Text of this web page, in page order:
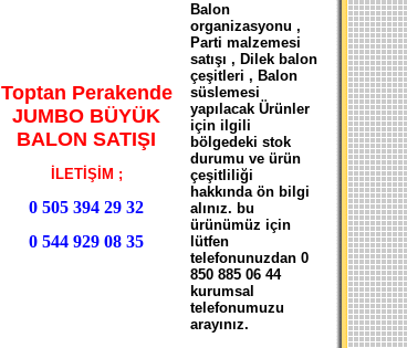
Toptan Perakende
JUMBO BÜYÜK
BALON SATIŞI
İLETİŞİM ;
0 505 394 29 32
0 544 929 08 35
Balon
organizasyonu ,
Parti malzemesi
satışı , Dilek balon
çeşitleri , Balon
süslemesi
yapılacak Ürünler
için ilgili
bölgedeki stok
durumu ve ürün
çeşitliliği
hakkında ön bilgi
alınız. bu
ürünümüz için
lütfen
telefonunuzdan 0
850 885 06 44
kurumsal
telefonumuzu
arayınız.